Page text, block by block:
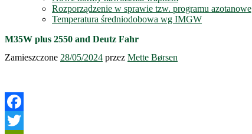
Rozporządzenie w sprawie tzw. programu
Temperatura średniodobowa wg IMGW
M35W plus 2550 and Deutz Fahr
Zamieszczone 28/05/2024 przez Mette Børsen
Facebook